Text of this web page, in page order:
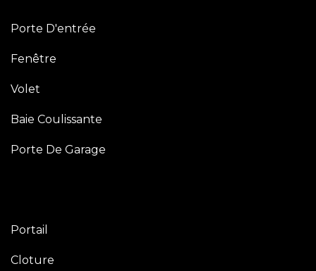
Porte D'entrée
Fenêtre
Volet
Baie Coulissante
Porte De Garage
Portail
Cloture